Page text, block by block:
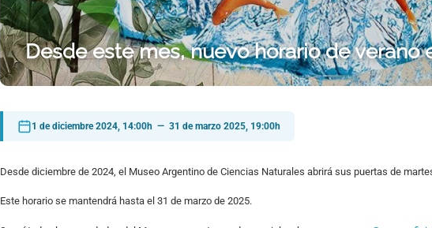
Desde este mes, nuevo horario de verano
1 de diciembre 2024, 14:00h — 31 de marzo 2025, 19:00h
Desde diciembre de 2024, el Museo Argentino de Ciencias Naturales abrirá sus puertas de
Este horario se mantendrá hasta el 31 de marzo de 2025.